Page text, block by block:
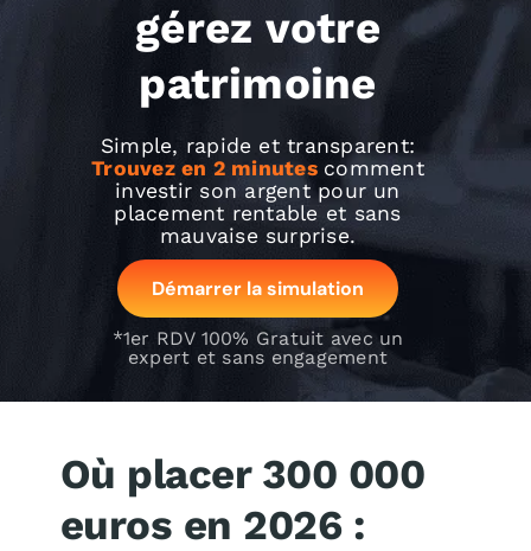
Je
gérez votre
patrimoine
Simple, rapide et transparent:
Trouvez en 2 minutes comment
investir son argent pour un
placement rentable et sans
mauvaise surprise.
Démarrer la simulation
*1er RDV 100% Gratuit avec un
expert et sans engagement
Où placer 300 000
euros en 2026 :